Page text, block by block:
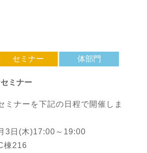
セミナー 体部門
ミナー
ミナーを下記の日程で開催しま
3日(木)17:00～19:00
棟216